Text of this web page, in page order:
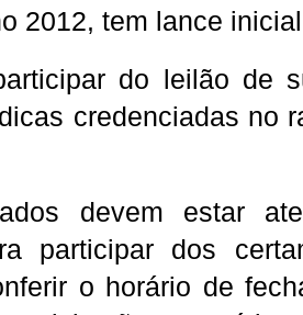
2012, tem lance
do leilão de
credenciadas no
devem estar
participar dos
o horário de